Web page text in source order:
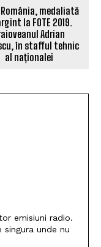
România, medaliată
la FOTE 2019.
Adrian
în stafful tehnic
al naționalei
emisiuni radio.
unde nu